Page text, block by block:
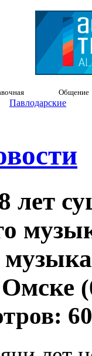
Общение
Павлодарские
лет